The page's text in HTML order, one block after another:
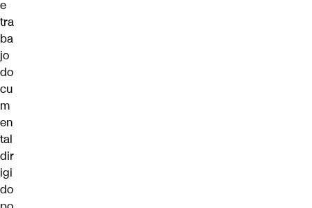
e
tra
ba
jo
do
cu
m
en
tal
dir
igi
do